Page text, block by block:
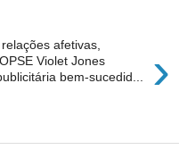
›
afetivas,
Violet Jones
bem-sucedid...